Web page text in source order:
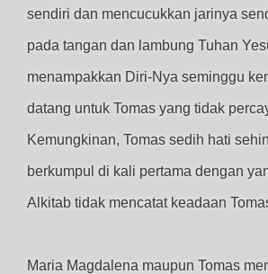
sendiri dan mencucukkan jarinya
pada tangan dan lambung Tuhan
menampakkan Diri-Nya seminggu
datang untuk Tomas yang tidak
Kemungkinan, Tomas sedih hati
berkumpul di kali pertama dengan
Alkitab tidak mencatat keadaan
Maria Magdalena maupun Tomas